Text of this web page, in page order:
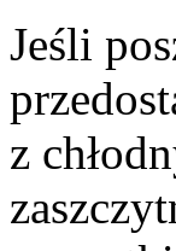
Jeśli
z